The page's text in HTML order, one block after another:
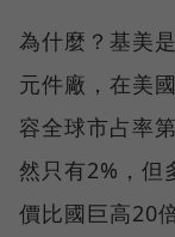
為什麼？基美
元件廠，在美
容全球市占率
然只有2%，但
價比國巨高20